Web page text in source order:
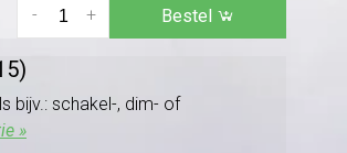
+
- Bestel
bijv.: schakel-, dim- of
»